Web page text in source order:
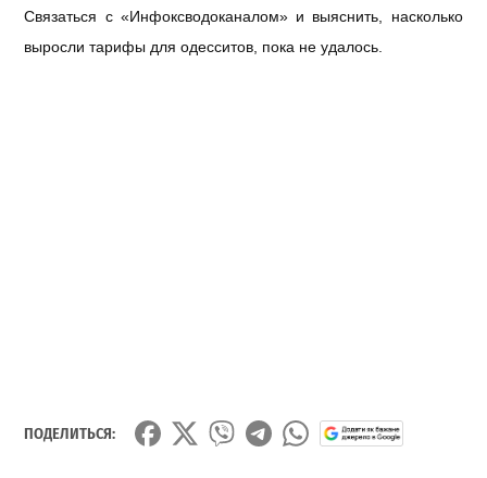
Связаться с «Инфоксводоканалом» и выяснить, насколько
выросли тарифы для одесситов, пока не удалось.
ПОДЕЛИТЬСЯ: